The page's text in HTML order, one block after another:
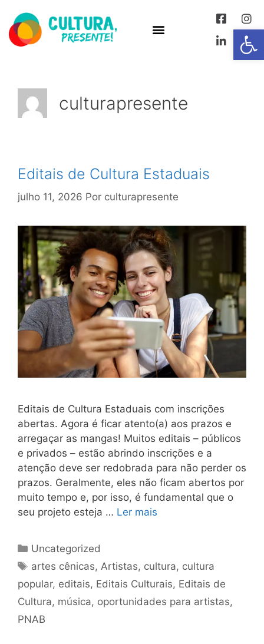
Abrir
culturapresente
Editais de Cultura Estaduais
julho 11, 2026 Por culturapresente
Editais de Cultura Estaduais com inscrições
abertas. Agora é ficar atento(a) aos prazos e
arregaçar as mangas! Muitos editais – públicos
e privados – estão abrindo inscrições e a
atenção deve ser redobrada para não perder os
prazos. Geralmente, eles não ficam abertos por
muito tempo e, por isso, é fundamental que o
seu projeto esteja … Ler mais
Uncategorized
artes cênicas,Artistas, cultura, cultura
popular, editais, Editais Culturais, Editais de
Cultura, música, oportunidades para artistas,
PNAB